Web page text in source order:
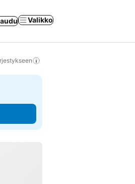
Valikko